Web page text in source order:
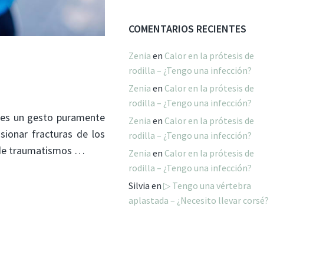
un gesto puramente
fracturas de los
traumatismos …
COMENTARIOS RECIENTES
Zenia en Calor en la prótesis de
rodilla – ¿Tengo una infección?
Zenia en Calor en la prótesis de
rodilla – ¿Tengo una infección?
Zenia en Calor en la prótesis de
rodilla – ¿Tengo una infección?
Zenia en Calor en la prótesis de
rodilla – ¿Tengo una infección?
Silvia en ▷ Tengo una vértebra
aplastada – ¿Necesito llevar corsé?